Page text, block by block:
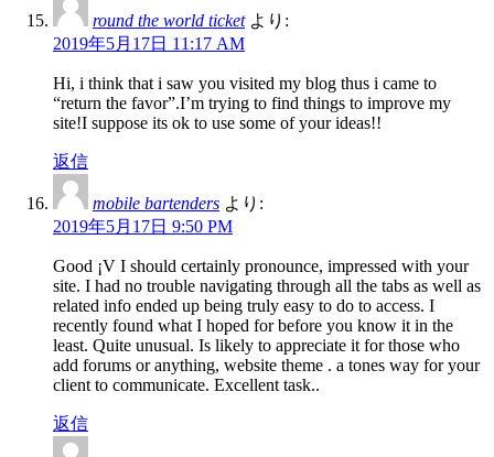
round the world ticket より:
2019年5月17日 11:17 AM
Hi, i think that i saw you visited my blog thus i came to
“return the favor”.I’m trying to find things to improve my
site!I suppose its ok to use some of your ideas!!
返信
mobile bartenders より:
2019年5月17日 9:50 PM
Good ¡V I should certainly pronounce, impressed with your
site. I had no trouble navigating through all the tabs as well as
related info ended up being truly easy to do to access. I
recently found what I hoped for before you know it in the
least. Quite unusual. Is likely to appreciate it for those who
add forums or anything, website theme . a tones way for your
client to communicate. Excellent task..
返信